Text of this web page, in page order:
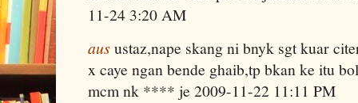
11-24 3:20 AM
aus ustaz,nape skang ni bnyk sgt kuar
x caye ngan bende ghaib,tp bkan ke itu
mcm nk **** je 2009-11-22 11:11 PM